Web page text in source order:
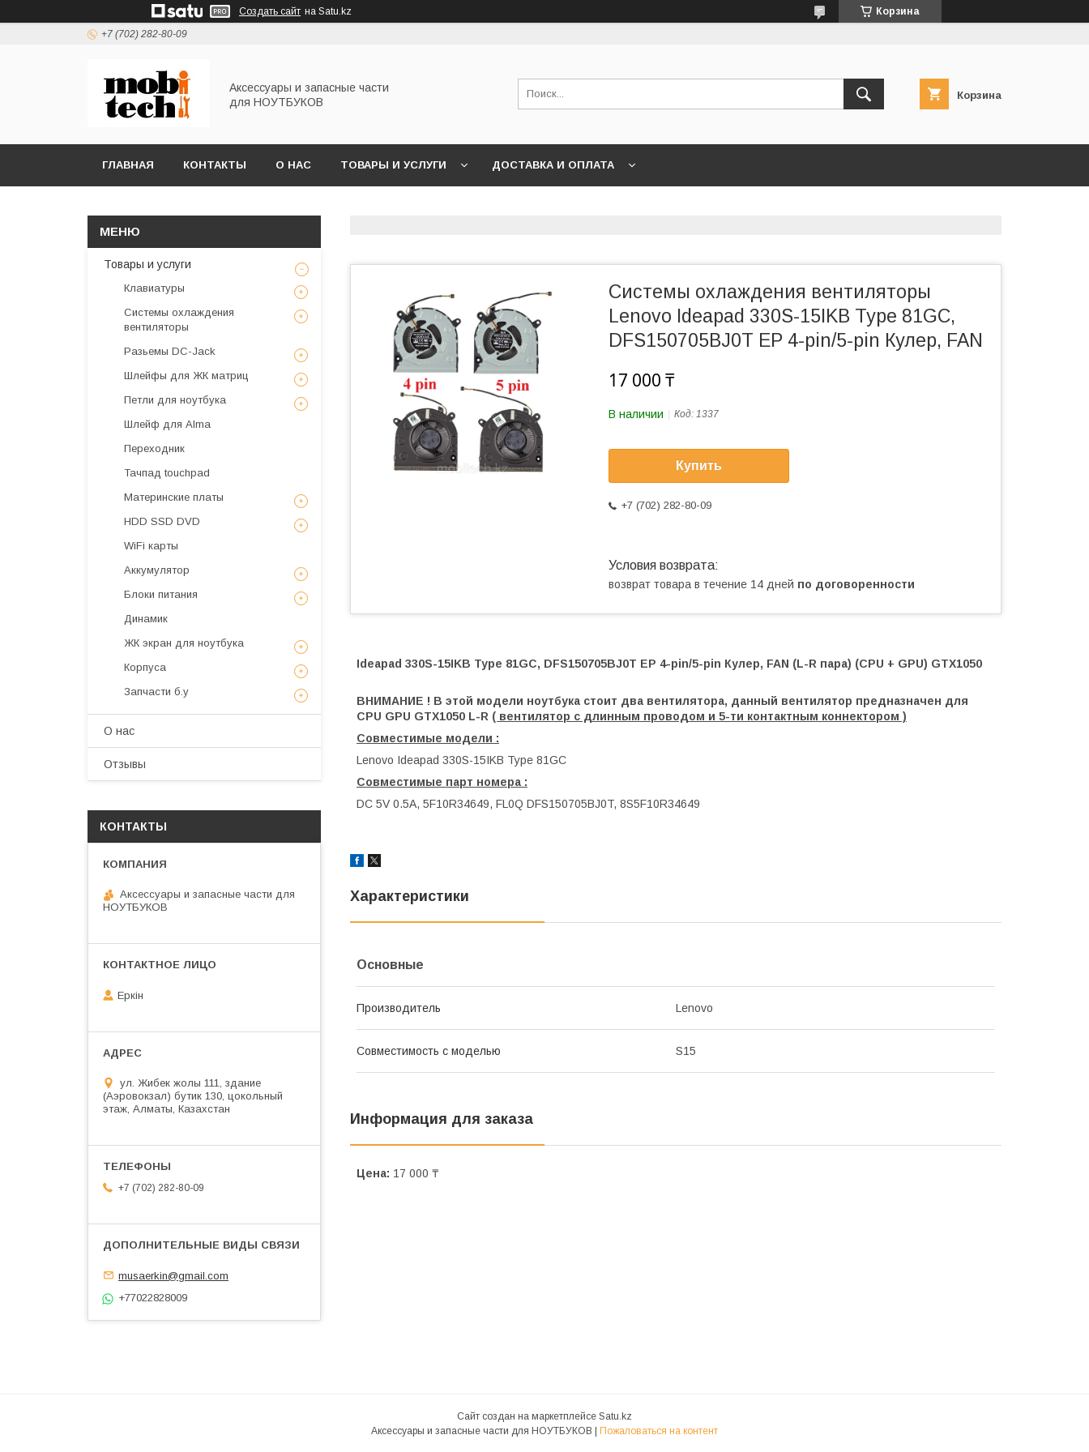
Создать сайт на Satu.kz Корзина
+7 (702) 282-80-09
Аксессуары и запасные части
для НОУТБУКОВ
Корзина
ГЛАВНАЯ КОНТАКТЫ О НАС ТОВАРЫ И УСЛУГИ ДОСТАВКА И ОПЛАТА
Системы охлаждения вентиляторы
Lenovo Ideapad 330S-15IKB Type 81GC,
DFS150705BJ0T EP 4-pin/5-pin Кулер, FAN
17 000 ₸
В наличии Код: 1337
Купить
+7 (702) 282-80-09
возврат товара в течение 14 дней по договоренности
Ideapad 330S-15IKB Type 81GC, DFS150705BJ0T EP 4-pin/5-pin Кулер, FAN (L-R пара) (CPU + GPU) GTX1050
ВНИМАНИЕ ! В этой модели ноутбука стоит два вентилятора, данный вентилятор предназначен для
CPU GPU GTX1050 L-R ( вентилятор с длинным проводом и 5-ти контактным коннектором )
Совместимые модели :
Lenovo Ideapad 330S-15IKB Type 81GC
Совместимые парт номера :
DC 5V 0.5A, 5F10R34649, FL0Q DFS150705BJ0T, 8S5F10R34649
Характеристики
Основные
Производитель Lenovo
Совместимость с моделью S15
Информация для заказа
Цена: 17 000 ₸
Товары и услуги
Клавиатуры
Системы охлаждения
вентиляторы
Разьемы DC-Jack
Шлейфы для ЖК матриц
Петли для ноутбука
Шлейф для Alma
Переходник
Тачпад touchpad
Материнские платы
HDD SSD DVD
WiFi карты
Аккумулятор
Блоки питания
Динамик
ЖК экран для ноутбука
Корпуса
Запчасти б.у
О нас
Отзывы
КОНТАКТЫ
Аксессуары и запасные части для
НОУТБУКОВ
Еркін
ул. Жибек жолы 111, здание
(Аэровокзал) бутик 130, цокольный
этаж, Алматы, Казахстан
+7 (702) 282-80-09
musaerkin@gmail.com
+77022828009
Сайт создан на маркетплейсе Satu.kz
Аксессуары и запасные части для НОУТБУКОВ | Пожаловаться на контент